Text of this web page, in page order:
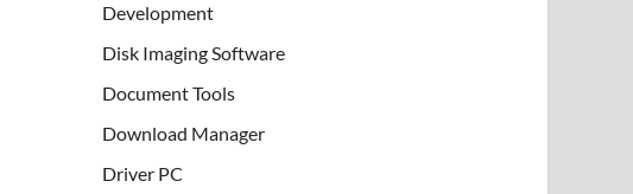
Development
Disk Imaging Software
Document Tools
Download Manager
Driver PC